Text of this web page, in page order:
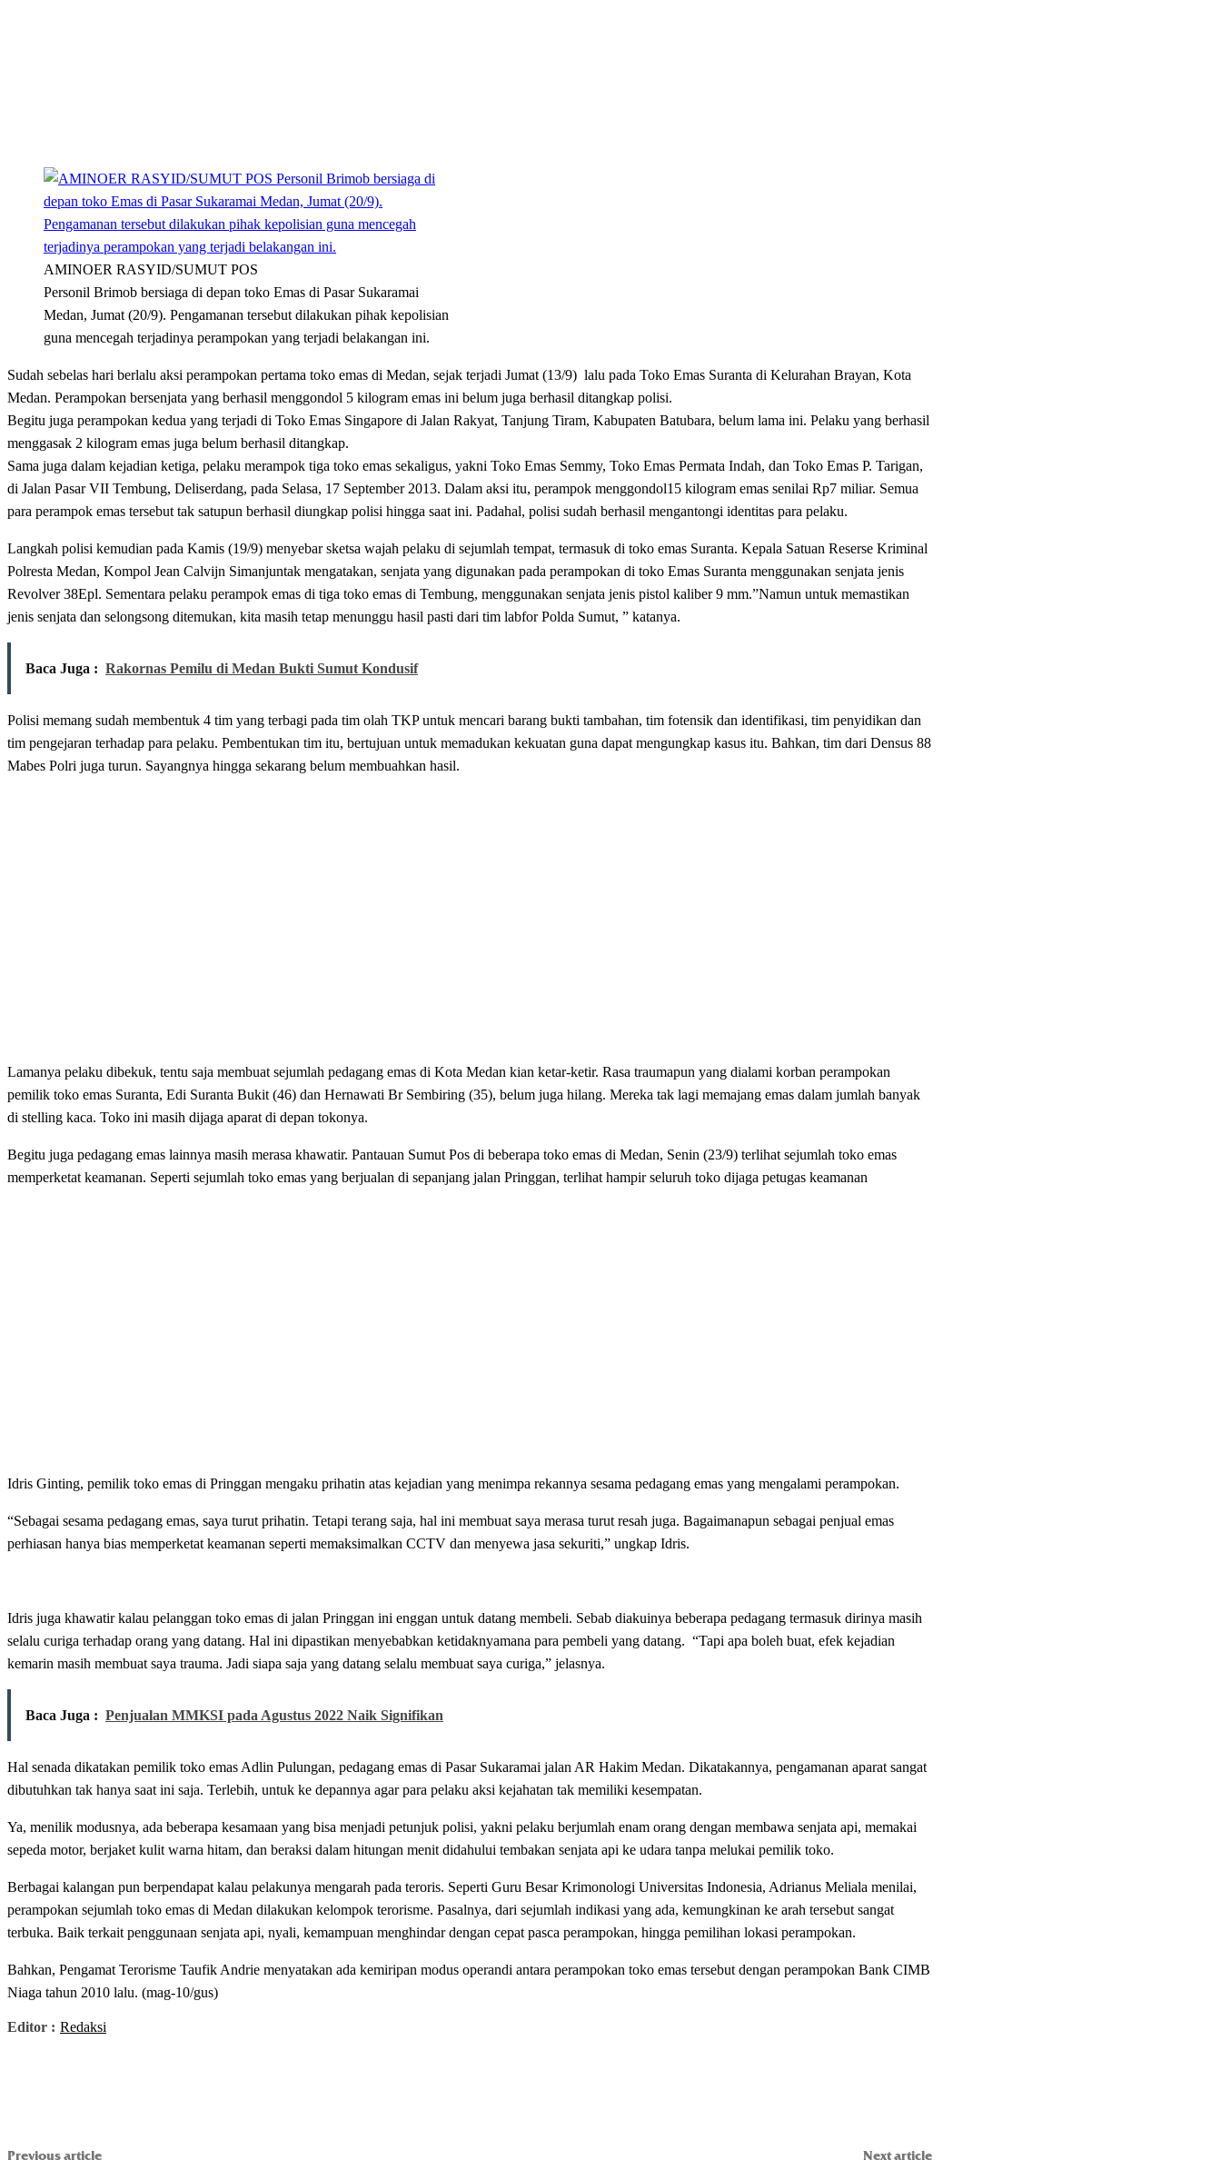
AMINOER RASYID/SUMUT POS
Personil Brimob bersiaga di depan toko Emas di Pasar Sukaramai
Medan, Jumat (20/9). Pengamanan tersebut dilakukan pihak kepolisian
guna mencegah terjadinya perampokan yang terjadi belakangan ini.
Sudah sebelas hari berlalu aksi perampokan pertama toko emas di Medan, sejak terjadi Jumat (13/9) lalu pada Toko Emas Suranta di Kelurahan Brayan, Kota
Medan. Perampokan bersenjata yang berhasil menggondol 5 kilogram emas ini belum juga berhasil ditangkap polisi.
Begitu juga perampokan kedua yang terjadi di Toko Emas Singapore di Jalan Rakyat, Tanjung Tiram, Kabupaten Batubara, belum lama ini. Pelaku yang berhasil
menggasak 2 kilogram emas juga belum berhasil ditangkap.
Sama juga dalam kejadian ketiga, pelaku merampok tiga toko emas sekaligus, yakni Toko Emas Semmy, Toko Emas Permata Indah, dan Toko Emas P. Tarigan,
di Jalan Pasar VII Tembung, Deliserdang, pada Selasa, 17 September 2013. Dalam aksi itu, perampok menggondol15 kilogram emas senilai Rp7 miliar. Semua
para perampok emas tersebut tak satupun berhasil diungkap polisi hingga saat ini. Padahal, polisi sudah berhasil mengantongi identitas para pelaku.
Langkah polisi kemudian pada Kamis (19/9) menyebar sketsa wajah pelaku di sejumlah tempat, termasuk di toko emas Suranta. Kepala Satuan Reserse Kriminal
Polresta Medan, Kompol Jean Calvijn Simanjuntak mengatakan, senjata yang digunakan pada perampokan di toko Emas Suranta menggunakan senjata jenis
Revolver 38Epl. Sementara pelaku perampok emas di tiga toko emas di Tembung, menggunakan senjata jenis pistol kaliber 9 mm.”Namun untuk memastikan
jenis senjata dan selongsong ditemukan, kita masih tetap menunggu hasil pasti dari tim labfor Polda Sumut, ” katanya.
Baca Juga : Rakornas Pemilu di Medan Bukti Sumut Kondusif
Polisi memang sudah membentuk 4 tim yang terbagi pada tim olah TKP untuk mencari barang bukti tambahan, tim fotensik dan identifikasi, tim penyidikan dan
tim pengejaran terhadap para pelaku. Pembentukan tim itu, bertujuan untuk memadukan kekuatan guna dapat mengungkap kasus itu. Bahkan, tim dari Densus 88
Mabes Polri juga turun. Sayangnya hingga sekarang belum membuahkan hasil.
Lamanya pelaku dibekuk, tentu saja membuat sejumlah pedagang emas di Kota Medan kian ketar-ketir. Rasa traumapun yang dialami korban perampokan
pemilik toko emas Suranta, Edi Suranta Bukit (46) dan Hernawati Br Sembiring (35), belum juga hilang. Mereka tak lagi memajang emas dalam jumlah banyak
di stelling kaca. Toko ini masih dijaga aparat di depan tokonya.
Begitu juga pedagang emas lainnya masih merasa khawatir. Pantauan Sumut Pos di beberapa toko emas di Medan, Senin (23/9) terlihat sejumlah toko emas
memperketat keamanan. Seperti sejumlah toko emas yang berjualan di sepanjang jalan Pringgan, terlihat hampir seluruh toko dijaga petugas keamanan
Idris Ginting, pemilik toko emas di Pringgan mengaku prihatin atas kejadian yang menimpa rekannya sesama pedagang emas yang mengalami perampokan.
“Sebagai sesama pedagang emas, saya turut prihatin. Tetapi terang saja, hal ini membuat saya merasa turut resah juga. Bagaimanapun sebagai penjual emas
perhiasan hanya bias memperketat keamanan seperti memaksimalkan CCTV dan menyewa jasa sekuriti,” ungkap Idris.
Idris juga khawatir kalau pelanggan toko emas di jalan Pringgan ini enggan untuk datang membeli. Sebab diakuinya beberapa pedagang termasuk dirinya masih
selalu curiga terhadap orang yang datang. Hal ini dipastikan menyebabkan ketidaknyamana para pembeli yang datang. “Tapi apa boleh buat, efek kejadian
kemarin masih membuat saya trauma. Jadi siapa saja yang datang selalu membuat saya curiga,” jelasnya.
Baca Juga : Penjualan MMKSI pada Agustus 2022 Naik Signifikan
Hal senada dikatakan pemilik toko emas Adlin Pulungan, pedagang emas di Pasar Sukaramai jalan AR Hakim Medan. Dikatakannya, pengamanan aparat sangat
dibutuhkan tak hanya saat ini saja. Terlebih, untuk ke depannya agar para pelaku aksi kejahatan tak memiliki kesempatan.
Ya, menilik modusnya, ada beberapa kesamaan yang bisa menjadi petunjuk polisi, yakni pelaku berjumlah enam orang dengan membawa senjata api, memakai
sepeda motor, berjaket kulit warna hitam, dan beraksi dalam hitungan menit didahului tembakan senjata api ke udara tanpa melukai pemilik toko.
Berbagai kalangan pun berpendapat kalau pelakunya mengarah pada teroris. Seperti Guru Besar Krimonologi Universitas Indonesia, Adrianus Meliala menilai,
perampokan sejumlah toko emas di Medan dilakukan kelompok terorisme. Pasalnya, dari sejumlah indikasi yang ada, kemungkinan ke arah tersebut sangat
terbuka. Baik terkait penggunaan senjata api, nyali, kemampuan menghindar dengan cepat pasca perampokan, hingga pemilihan lokasi perampokan.
Bahkan, Pengamat Terorisme Taufik Andrie menyatakan ada kemiripan modus operandi antara perampokan toko emas tersebut dengan perampokan Bank CIMB
Niaga tahun 2010 lalu. (mag-10/gus)
Editor : Redaksi
Previous article Next article